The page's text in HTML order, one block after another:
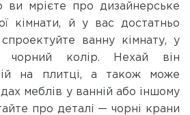
ви мрієте про дизайнерське
кімнати, й у вас достатньо
ванну кімнату, у
чорний колір. Нехай він
на плитці, а також може
меблів у ванній або іншому
про деталі — чорні крани